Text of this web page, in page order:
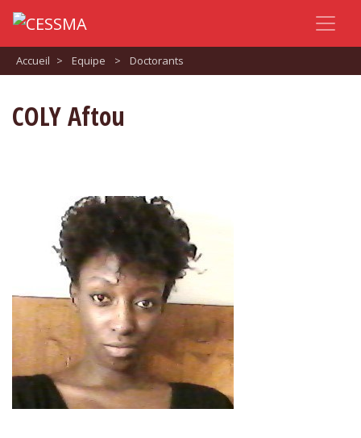
Accueil > Equipe > Doctorants
COLY Aftou